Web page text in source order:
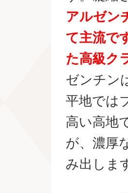
アルゼン
て主流で
た高級ク
ゼンチン
平地では
高い高地
が、濃厚
み出しま